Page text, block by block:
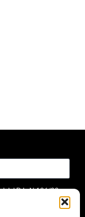
del D.L. N.196/03 e